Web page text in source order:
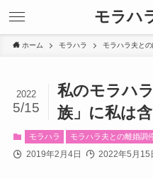
モラハ
ホーム モラハラ モラハラ夫と
私のモラハ
族」に私は
2022
5/15
モラハラ モラハラ夫との離婚調
2019年2月4日 2022年5月15